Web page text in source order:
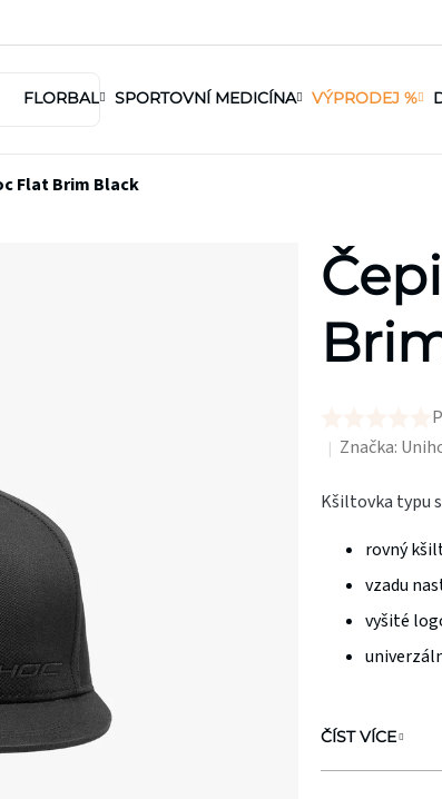
FLORBAL SPORTOVNÍ MEDICÍNA VÝPRODEJ %
Flat Brim Black
hodnocení
produktu
Značka:
Kšiltovka typu
rovný
vzadu
vyšité
ČÍST VÍCE